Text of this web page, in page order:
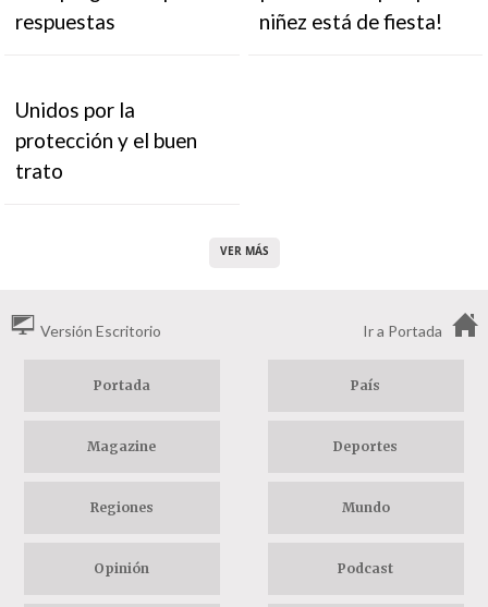
respuestas
niñez está de fiesta!
Unidos por la
protección y el buen
trato
VER MÁS
Versión Escritorio Ir a Portada
Portada País
Magazine Deportes
Regiones Mundo
Opinión Podcast